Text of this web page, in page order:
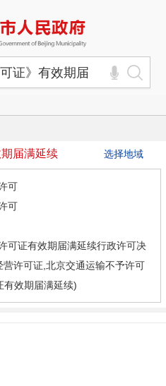
选择地域
届满延续
可
可
可证有效期届满延续行政许可决
许可证,北京交通运输不予许可
有效期届满延续)